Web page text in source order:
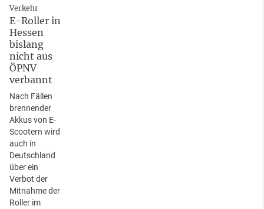
Verkehr
E-Roller in
Hessen
bislang
nicht aus
ÖPNV
verbannt
Nach Fällen
brennender
Akkus von E-
Scootern wird
auch in
Deutschland
über ein
Verbot der
Mitnahme der
Roller im